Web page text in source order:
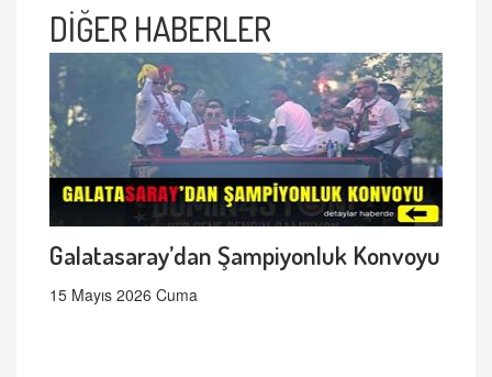
DİĞER HABERLER
Galatasaray’dan Şampiyonluk Konvoyu
15 Mayıs 2026 Cuma